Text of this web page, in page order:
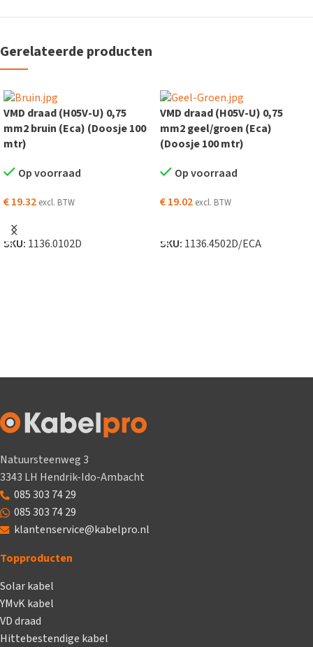
Gerelateerde producten
VMD draad (H05V-U) 0,75
mm2 bruin (Eca) (Doosje 100
mtr)
Op voorraad
€19.32 excl. BTW
TOEVOEGEN AAN WINKELWAGEN
SKU: 1136.0102D
VMD draad (H05V-U) 0,75
mm2 geel/groen (Eca)
(Doosje 100 mtr)
Op voorraad
€19.02 excl. BTW
SKU: 1136.4502D/ECA
Natuursteenweg 3
3343 LH Hendrik-Ido-Ambacht
085 303 74 29
085 303 74 29
klantenservice@kabelpro.nl
Topproducten
Solar kabel
YMvK kabel
VD draad
Hittebestendige kabel